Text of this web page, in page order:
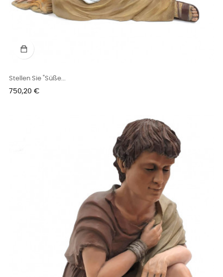
Stellen Sie "Süße...
Preis
750,20 €